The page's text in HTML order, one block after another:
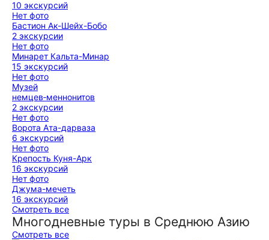
10 экскурсий
Нет фото
Бастион Ак-Шейх-Бобо
2 экскурсии
Нет фото
Минарет Кальта-Минар
15 экскурсий
Нет фото
Музей
немцев‑меннонитов
2 экскурсии
Нет фото
Ворота Ата-дарваза
6 экскурсий
Нет фото
Крепость Куня-Арк
16 экскурсий
Нет фото
Джума-мечеть
16 экскурсий
Смотреть все
Многодневные туры в Среднюю Азию
Смотреть все